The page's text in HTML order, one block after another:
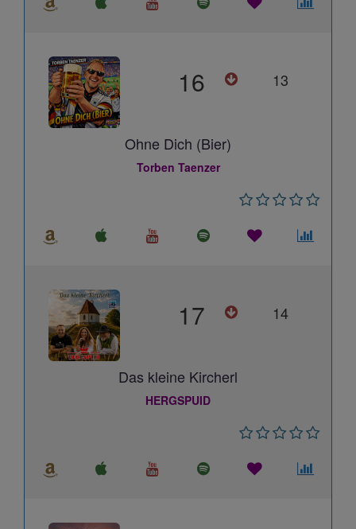
16 13
Ohne Dich (Bier)
Torben Taenzer
17 14
Das kleine Kircherl
HERGSPUID